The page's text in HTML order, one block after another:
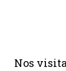
Nos